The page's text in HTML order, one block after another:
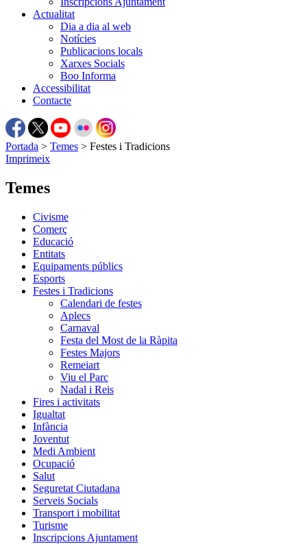
Actualitat
Dia a dia al web
Notícies
Publicacions locals
Xarxes Socials
Boo Informa
Accessibilitat
Contacte
Portada > Temes > Festes i Tradicions
Imprimeix
Temes
Civisme
Comerç
Educació
Entitats
Equipaments públics
Esports
Festes i Tradicions
Calendari de festes
Aplecs
Carnaval
Festa del Most de la Ràpita
Festes Majors
Remeiart
Viu el Parc
Nadal i Reis
Fires i activitats
Igualtat
Infància
Joventut
Medi Ambient
Ocupació
Salut
Seguretat Ciutadana
Serveis Socials
Transport i mobilitat
Turisme
Inscripcions Ajuntament